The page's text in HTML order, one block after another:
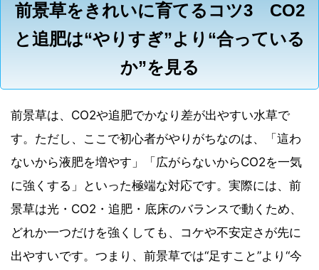
前景草をきれいに育てるコツ3 CO2
と追肥は“やりすぎ”より“合っている
か”を見る
前景草は、CO2や追肥でかなり差が出やすい水草で
す。ただし、ここで初心者がやりがちなのは、「這わ
ないから液肥を増やす」「広がらないからCO2を一気
に強くする」といった極端な対応です。実際には、前
景草は光・CO2・追肥・底床のバランスで動くため、
どれか一つだけを強くしても、コケや不安定さが先に
出やすいです。つまり、前景草では“足すこと”より“今